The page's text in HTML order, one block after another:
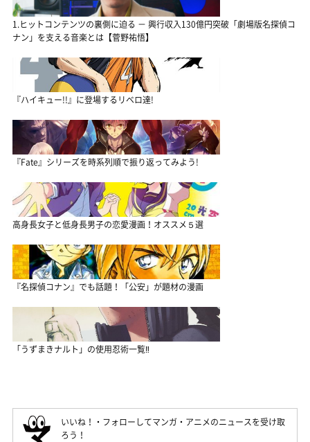
1.ヒットコンテンツの裏側に迫る － 興行収入130億円突破「劇場版名探偵コ
ナン」を支える音楽とは【菅野祐悟】
『ハイキュー!!』に登場するリベロ達!
『Fate』シリーズを時系列順で振り返ってみよう!
高身長女子と低身長男子の恋愛漫画！オススメ５選
『名探偵コナン』でも話題！「公安」が題材の漫画
「うずまきナルト」の使用忍術一覧‼
いいね！・フォローしてマンガ・アニメのニュースを受け取
ろう！